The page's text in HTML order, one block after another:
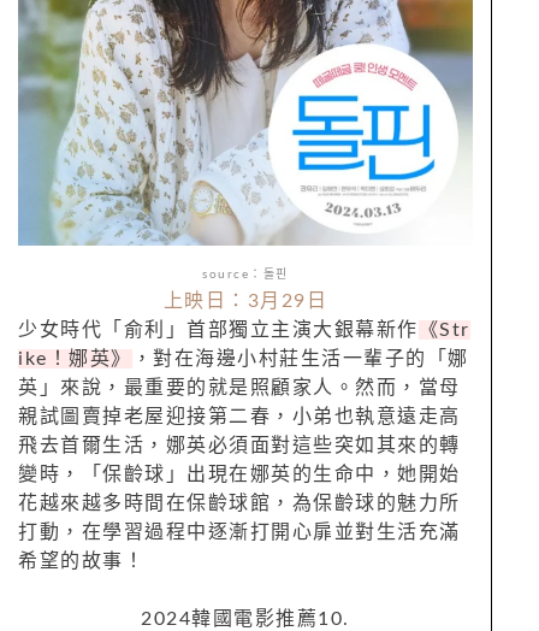
source：돌핀
上映日：3月29日
少女時代「俞利」首部獨立主演大銀幕新作 《Str
ike！娜英》
，對在海邊小村莊生活一輩子的「娜
英」來說，最重要的就是照顧家人。然而，當母
親試圖賣掉老屋迎接第二春，小弟也執意遠走高
飛去首爾生活，娜英必須面對這些突如其來的轉
變時，「保齡球」出現在娜英的生命中，她開始
花越來越多時間在保齡球館，為保齡球的魅力所
打動，在學習過程中逐漸打開心扉並對生活充滿
希望的故事！
2024韓國電影推薦10.